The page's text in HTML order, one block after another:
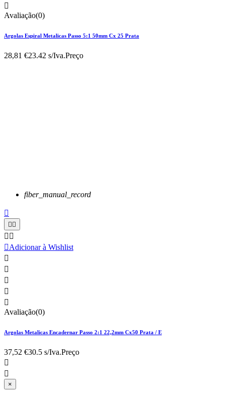

Avaliação(0)
Argolas Espiral Metalicas Passo 5:1 50mm Cx 25 Prata
28,81 €23.42 s/Iva.Preço
fiber_manual_record

 
 
Adicionar à Wishlist





Avaliação(0)
Argolas Metalicas Encadernar Passo 2:1 22,2mm Cx50 Prata / E
37,52 €30.5 s/Iva.Preço


×